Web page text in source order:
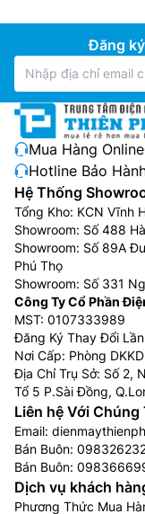
Tủ lạnh Hitachi
trang bị ngăn
ưu hóa không
Ngăn này giúp
Mùi Triple Power,
tươi mới. Dễ dàng
kế ngăn kéo trượt
tiện lợi.
Hộp tiện ích
Giải pháp lưu trữ
chăm sóc cá nhân
thể điều chỉnh độ
Đăng
Mua Hàng
Hotline Bảo
Hệ Thống
Tổng Kho: KCN Vĩnh
Showroom: Số 488
Showroom: Số 89A
Phú Thọ
Showroom: Số 331
Công Ty Cổ Phần
MST: 0107333989
Đăng Ký Thay Đổi
Nơi Cấp: Phòng
Địa Chỉ Trụ Sở: Số 2,
Tổ 5 P.Sài Đồng,
Liên hệ Với Chúng
Email:
Bán Buôn:
Bán Buôn:
Dịch vụ khách
Phương Thức Mua